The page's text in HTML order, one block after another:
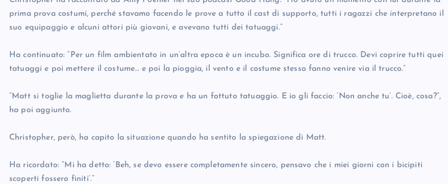
prima prova costumi, perché stavamo facendo le prove a tutto il cast di supporto, tutti i ragazzi che interpretano il
suo equipaggio e alcuni attori più giovani, e avevano tutti dei tatuaggi.”
Ha continuato: “Per un film ambientato in un’altra epoca è un incubo. Significa ore di trucco. Devi coprire tutti quei
tatuaggi e poi mettere il costume… e poi la pioggia, il vento e il costume stesso fanno venire via il trucco.”
“Matt si toglie la maglietta durante la prova e ha un fottuto tatuaggio. E io gli faccio: ‘Non anche tu’. Cioè, cosa?”,
ha poi aggiunto.
Christopher, però, ha capito la situazione quando ha sentito la spiegazione di Matt.
Ha ricordato: “Mi ha detto: ‘Beh, se devo essere completamente sincero, pensavo che i miei giorni con i bicipiti
scoperti fossero finiti’.”